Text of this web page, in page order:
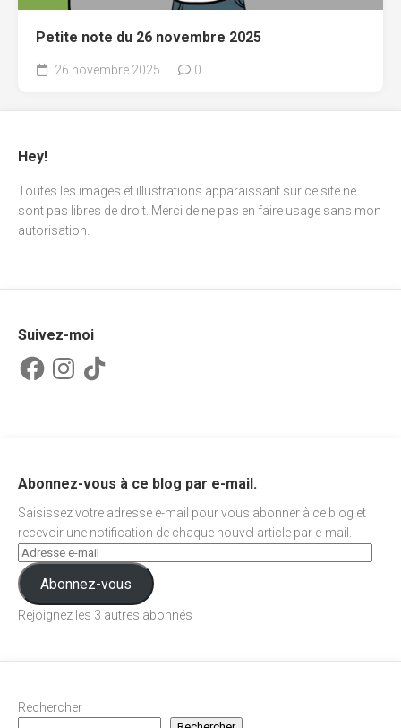
Petite note du 26 novembre 2025
26 novembre 2025 0
Hey!
Toutes les images et illustrations apparaissant sur ce site ne
sont pas libres de droit. Merci de ne pas en faire usage sans mon
autorisation.
Suivez-moi
FacebookInstagram
TikTok
Abonnez-vous à ce blog par e-mail.
Saisissez votre adresse e-mail pour vous abonner à ce blog et
recevoir une notification de chaque nouvel article par e-mail.
Abonnez-vous
Rejoignez les 3 autres abonnés
Rechercher